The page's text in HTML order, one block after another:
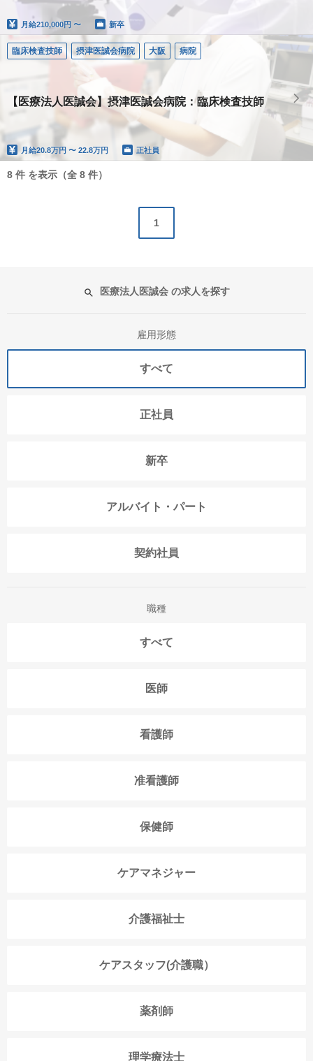
月給210,000円 〜 新卒
臨床検査技師 摂津医誠会病院 大阪 病院
【医療法人医誠会】摂津医誠会病院：臨床検査技師
月給20.8万円 〜 22.8万円 正社員
8 件 を表示（全 8 件）
1
医療法人医誠会 の求人を探す
雇用形態
すべて
正社員
新卒
アルバイト・パート
契約社員
職種
すべて
医師
看護師
准看護師
保健師
ケアマネジャー
介護福祉士
ケアスタッフ(介護職）
薬剤師
理学療法士